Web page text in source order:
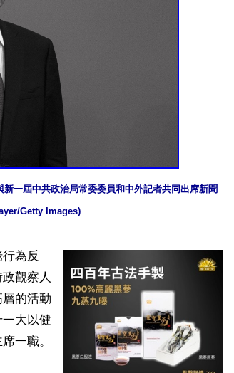
一屆中共政治局常委委員和中外記者共同出席新聞
Getty Images)
為反
觀察人
的活動
大以健
一職。